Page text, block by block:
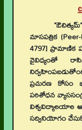
మాసపత్రిక (Peer-
4797] ప్రామాణిక
వైవిధ్యంతో
ప్రచురణ
పరిశోధన
విశ్వవిద్యాలయాల
సద్వినియోగం